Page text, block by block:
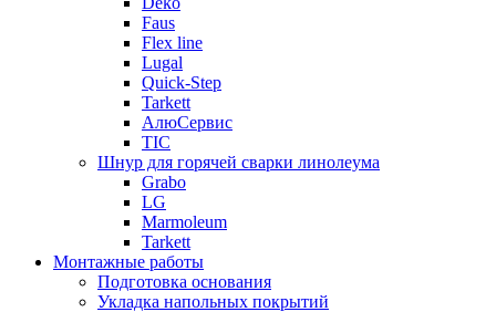
Faus
Flex line
Lugal
Quick-Step
Tarkett
АлюСервис
ТІС
Шнур для горячей сварки линолеума
Grabo
LG
Marmoleum
Tarkett
Монтажные работы
Подготовка основания
Укладка напольных покрытий